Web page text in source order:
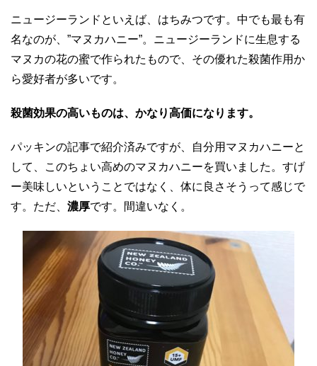
ニュージーランドといえば、はちみつです。中でも最も有
名なのが、”マヌカハニー”。ニュージーランドに生息する
マヌカの花の蜜で作られたもので、その優れた殺菌作用か
ら愛好者が多いです。
殺菌効果の高いものは、かなり高価になります。
パッキンの記事で紹介済みですが、自分用マヌカハニーと
して、このちょい高めのマヌカハニーを買いました。すげ
ー美味しいということではなく、体に良さそうって感じで
す。ただ、 濃厚です。間違いなく。